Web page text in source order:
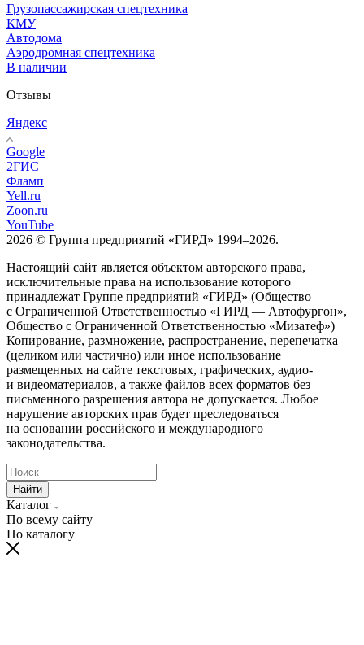
Грузопассажирская спецтехника
КМУ
Автодома
Аэродромная спецтехника
В наличии
Отзывы
Яндекс
Google
2ГИС
Фламп
Yell.ru
Zoon.ru
YouTube
2026 © Группа предприятий «ГИРД» 1994–2026.
Настоящий сайт является объектом авторского права,
исключительные права на использование которого
принадлежат Группе предприятий «ГИРД» (Общество
с Ограниченной Ответственностью «ГИРД — Автофургон»,
Общество с Ограниченной Ответственностью «Мизатеф»)
Копирование, размножение, распространение, перепечатка
(целиком или частично) или иное использование
размещенных на сайте текстовых, графических, аудио-
и видеоматериалов, а также файлов всех форматов без
письменного разрешения автора не допускается. Любое
нарушение авторских прав будет преследоваться
на основании российского и международного
законодательства.
Найти
Каталог
По всему сайту
По каталогу